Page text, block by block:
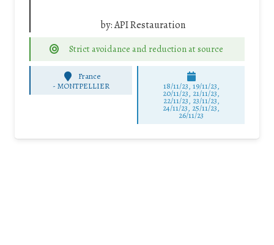
by:API Restauration
Strict avoidance and reduction at source
France
-MONTPELLIER 18/11/23, 19/11/23,
20/11/23, 21/11/23,
22/11/23, 23/11/23,
24/11/23, 25/11/23,
26/11/23